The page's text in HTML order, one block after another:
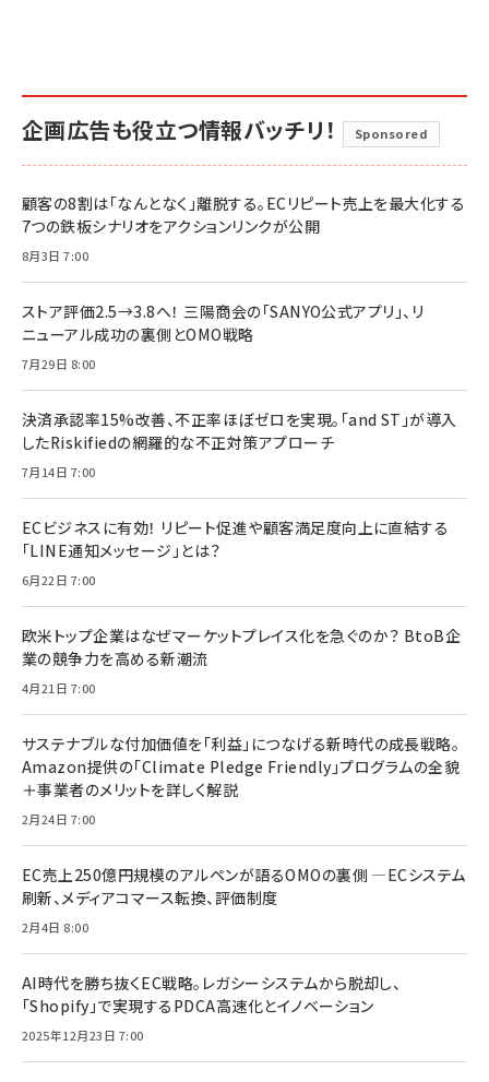
企画広告も役立つ情報バッチリ！ Sponsored
顧客の8割は「なんとなく」離脱する。ECリピート売上を最大化する
7つの鉄板シナリオをアクションリンクが公開
8月3日 7:00
ストア評価2.5→3.8へ！ 三陽商会の「SANYO公式アプリ」、リ
ニューアル成功の裏側とOMO戦略
7月29日 8:00
決済承認率15%改善、不正率ほぼゼロを実現。「and ST」が導入
したRiskifiedの網羅的な不正対策アプローチ
7月14日 7:00
ECビジネスに有効！ リピート促進や顧客満足度向上に直結する
「LINE通知メッセージ」とは？
6月22日 7:00
欧米トップ企業はなぜマーケットプレイス化を急ぐのか？ BtoB企
業の競争力を高める新潮流
4月21日 7:00
サステナブルな付加価値を「利益」につなげる新時代の成長戦略。
Amazon提供の「Climate Pledge Friendly」プログラムの全貌
＋事業者のメリットを詳しく解説
2月24日 7:00
EC売上250億円規模のアルペンが語るOMOの裏側 ―ECシステム
刷新、メディアコマース転換、評価制度
2月4日 8:00
AI時代を勝ち抜くEC戦略。レガシーシステムから脱却し、
「Shopify」で実現するPDCA高速化とイノベーション
2025年12月23日 7:00